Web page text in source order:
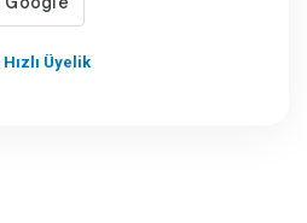
Hızlı Üyelik